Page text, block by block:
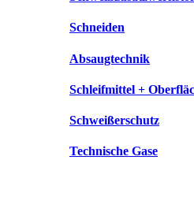
Schneiden
Absaugtechnik
Schleifmittel +
Schweißerschutz
Technische Gase